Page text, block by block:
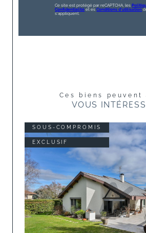
Ce site est protégé par reCAPTCHA, les
Confidentialité et esConditions d'utilisation
s'appliquent.
Ces biens peuvent
VOUS
SOUS-COMPROMIS
EXCLUSIF